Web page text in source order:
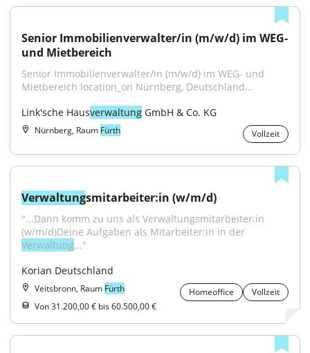
Senior Immobilienverwalter/in (m/w/d) im WEG-
und Mietbereich
Senior Immobilienverwalter/in (m/w/d) im WEG- und
Mietbereich location_on Nürnberg, Deutschland...
Link'sche Hausverwaltung GmbH & Co. KG
Nürnberg, Raum Fürth Vollzeit
Verwaltungsmitarbeiter:in (w/m/d)
"...Dann komm zu uns als Verwaltungsmitarbeiter:in
Verwaltung..."
Korian Deutschland
Veitsbronn, Raum Fürth Homeoffice
Vollzeit
Von 31.200,00 € bis 60.500,00 €